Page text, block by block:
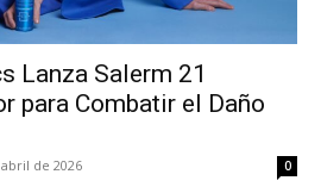
Lanza Salerm 21
para Combatir el Daño
de 2026 0